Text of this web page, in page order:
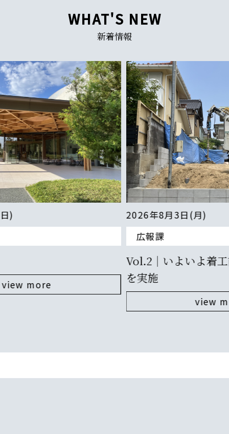
WHAT'S NEW
新着情報
Vol.2｜いよいよ着工前！地盤改良工事
を実施